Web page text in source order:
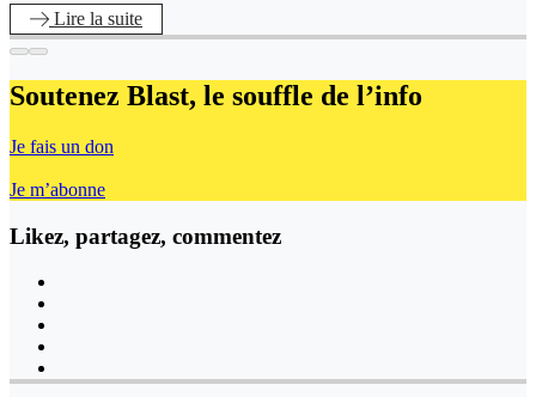
Lire la suite
Soutenez Blast, le souffle de l’info
Je fais un don
Je m’abonne
Likez, partagez, commentez